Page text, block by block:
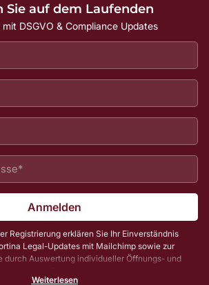
Sie auf dem Laufenden
DSGVO & Compliance Updates
Anmelden
Registrierung erklären Sie Ihr Einverständnis
Legal-Updates mit Mailchimp sowie zur
durch Auswertung individueller Öffnungs- und
Weiterlesen